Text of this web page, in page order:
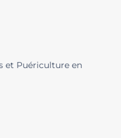
et Puériculture en